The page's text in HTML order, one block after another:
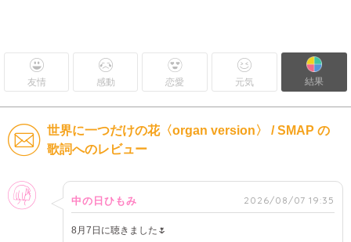
友情 感動 恋愛 元気 結果
世界に一つだけの花〈organ version〉 / SMAP の
歌詞へのレビュー
女性
中の日ひもみ 2026/08/07 19:35
8月7日に聴きました🌷